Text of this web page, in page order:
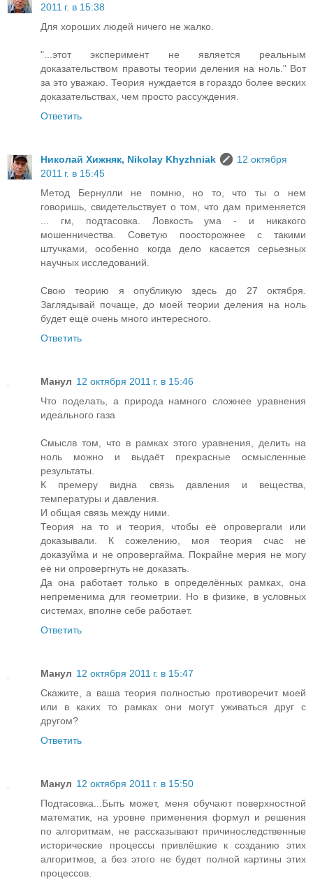
2011 г. в 15:38
Для хороших людей ничего не жалко.
"...этот эксперимент не является реальным
доказательством правоты теории деления на ноль." Вот
за это уважаю. Теория нуждается в гораздо более веских
доказательствах, чем просто рассуждения.
Ответить
Николай Хижняк, Nikolay Khyzhniak
12 октября
2011 г. в 15:45
Метод Бернулли не помню, но то, что ты о нем
говоришь, свидетельствует о том, что дам применяется
... гм, подтасовка. Ловкость ума - и никакого
мошенничества. Советую поосторожнее с такими
штучками, особенно когда дело касается серьезных
научных исследований.
Свою теорию я опубликую здесь до 27 октября.
Заглядывай почаще, до моей теории деления на ноль
будет ещё очень много интересного.
Ответить
Манул 12 октября 2011 г. в 15:46
Что поделать, а природа намного сложнее уравнения
идеального газа
Смыслв том, что в рамках этого уравнения, делить на
ноль можно и выдаёт прекрасные осмысленные
результаты.
К премеру видна связь давления и вещества,
температуры и давления.
И общая связь между ними.
Теория на то и теория, чтобы её опровергали или
доказывали. К сожелению, моя теория счас не
доказуйма и не опровергайма. Покрайне мерия не могу
её ни опровергнуть не доказать.
Да она работает только в определённых рамках, она
непременима для геометрии. Но в физике, в условных
системах, вполне себе работает.
Ответить
Манул 12 октября 2011 г. в 15:47
Скажите, а ваша теория полностью противоречит моей
или в каких то рамках они могут уживаться друг с
другом?
Ответить
Манул 12 октября 2011 г. в 15:50
Подтасовка...Быть может, меня обучают поверхностной
математик, на уровне применения формул и решения
по алгоритмам, не рассказывают причиноследственные
исторические процессы привлёшкие к созданию этих
алгоритмов, а без этого не будет полной картины этих
процессов.